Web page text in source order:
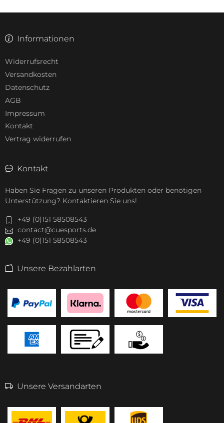
Informationen
Widerrufsrecht
Versandkosten
Datenschutz
AGB
Impressum
Kontakt
Vertrag widerrufen
Kontakt
Haben Sie Fragen zu unseren Produkten oder benötigen
Unterstützung? Kontaktieren Sie uns!
+49 (0)151 58508543
contact@cuesports.de
+49 (0)151 58508543
Unsere Bezahlarten
Unsere Versandarten